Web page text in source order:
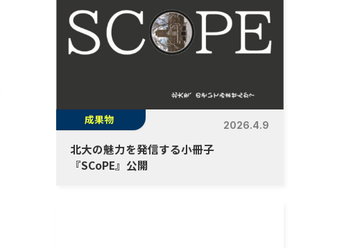
成果物 2026.4.9
北大の魅力を発信する小冊子
『SCoPE』公開